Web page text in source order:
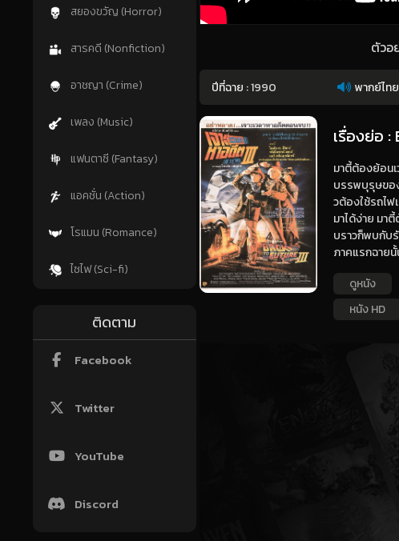
สยองขวัญ (Horror)
สารคดี (Nonfiction)
อาชญา (Crime)
เพลง (Music)
แฟนตาซี (Fantasy)
แอคชั่น (Action)
โรแมน (Romance)
ไซไฟ (Sci-fi)
ติดตาม
Facebook
Twitter
YouTube
Discord
ตัวอ
ปีที่ฉาย :1990 พากย์ไท
เรื่องย่อ :
มาตี้ต้องย้อน
บรรพบุรุษขอ
วต้องใช้รถไ
มาได้ง่าย มา
บราวก็พบกับ
ภาคแรกฉายนั้
ดูหนัง
หนัง HD